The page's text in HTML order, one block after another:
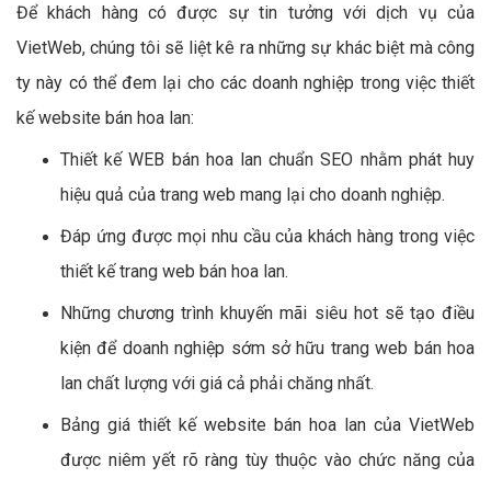
Để khách hàng có được sự tin tưởng với dịch vụ của
VietWeb, chúng tôi sẽ liệt kê ra những sự khác biệt mà công
ty này có thể đem lại cho các doanh nghiệp trong việc thiết
kế website bán hoa lan:
Thiết kế WEB bán hoa lan chuẩn SEO nhằm phát huy
hiệu quả của trang web mang lại cho doanh nghiệp.
Đáp ứng được mọi nhu cầu của khách hàng trong việc
thiết kế trang web bán hoa lan.
Những chương trình khuyến mãi siêu hot sẽ tạo điều
kiện để doanh nghiệp sớm sở hữu trang web bán hoa
lan chất lượng với giá cả phải chăng nhất.
Bảng giá thiết kế website bán hoa lan của VietWeb
được niêm yết rõ ràng tùy thuộc vào chức năng của